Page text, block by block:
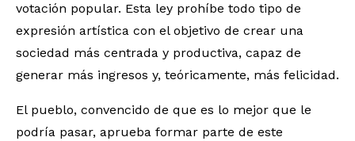
votación popular. Esta ley prohíbe todo tipo de
expresión artística con el objetivo de crear una
sociedad más centrada y productiva, capaz de
generar más ingresos y, teóricamente, más felicidad.
El pueblo, convencido de que es lo mejor que le
podría pasar, aprueba formar parte de este